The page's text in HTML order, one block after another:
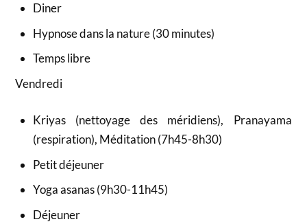
Diner
Hypnose dans la nature (30 minutes)
Temps libre
Vendredi
Kriyas (nettoyage des méridiens), Pranayama
(respiration), Méditation (7h45-8h30)
Petit déjeuner
Yoga asanas (9h30-11h45)
Déjeuner